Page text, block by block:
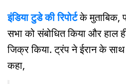
इंडिया टुडे की रिपोर्टके मुताबिक,
सभा को संबोधित किया और हाल
जिक्र किया. ट्रंप ने ईरान के
कहा,